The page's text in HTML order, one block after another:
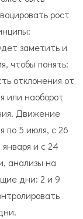
рост
заметить и
чтобы понять:
отклонения от
или наоборот
Движение
по 5 июля, с 26
января и с 24
анализы на
дни: 2 и 9